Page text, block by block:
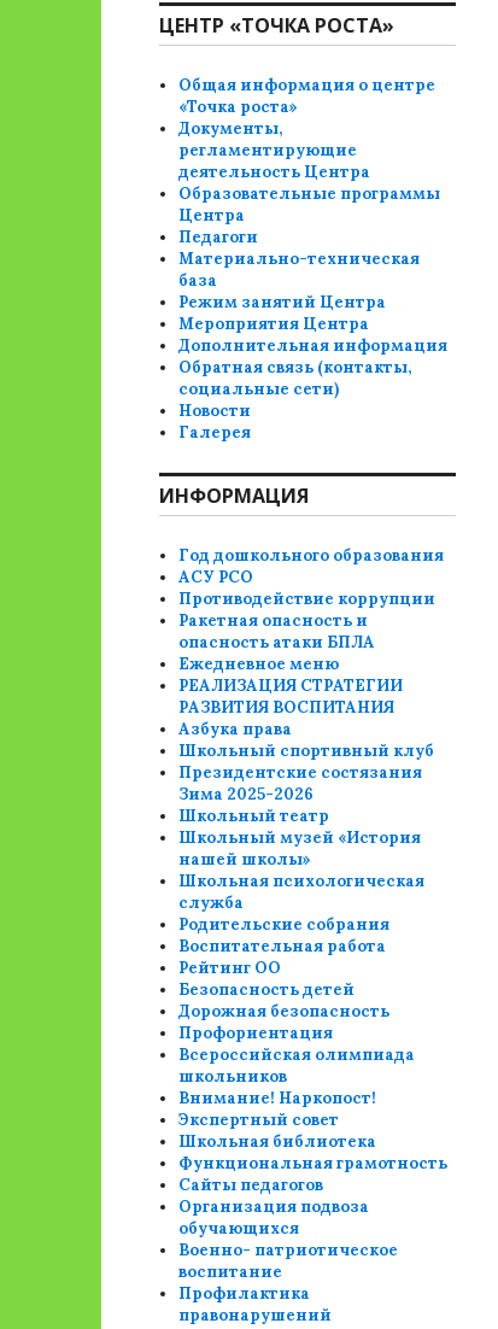
ЦЕНТР «ТОЧКА РОСТА»
Общая информация о центре
«Точка роста»
Документы,
регламентирующие
деятельность Центра
Образовательные программы
Центра
Педагоги
Материально-техническая
база
Режим занятий Центра
Мероприятия Центра
Дополнительная информация
Обратная связь (контакты,
социальные сети)
Новости
Галерея
ИНФОРМАЦИЯ
Год дошкольного образования
АСУ РСО
Противодействие коррупции
Ракетная опасность и
опасность атаки БПЛА
Ежедневное меню
РЕАЛИЗАЦИЯ СТРАТЕГИИ
РАЗВИТИЯ ВОСПИТАНИЯ
Азбука права
Школьный спортивный клуб
Президентские состязания
Зима 2025-2026
Школьный театр
Школьный музей «История
нашей школы»
Школьная психологическая
служба
Родительские собрания
Воспитательная работа
Рейтинг ОО
Безопасность детей
Дорожная безопасность
Профориентация
Всероссийская олимпиада
школьников
Внимание! Наркопост!
Экспертный совет
Школьная библиотека
Функциональная грамотность
Сайты педагогов
Организация подвоза
обучающихся
Военно- патриотическое
воспитание
Профилактика
правонарушений